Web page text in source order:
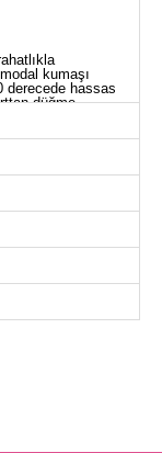
kumaşı
derecede hassas
düğme
önden
ve şıklığı
134
134